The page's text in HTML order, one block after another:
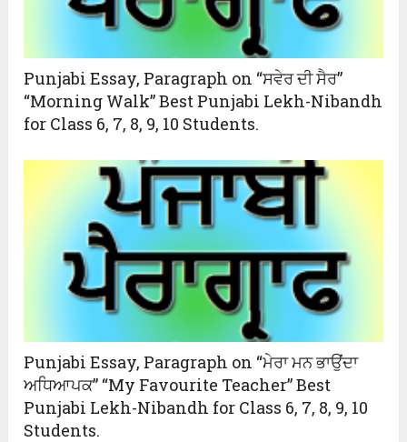
Punjabi Essay, Paragraph on “ਸਵੇਰ ਦੀ ਸੈਰ”
“Morning Walk” Best Punjabi Lekh-Nibandh
for Class 6, 7, 8, 9, 10 Students.
Punjabi Essay, Paragraph on “ਮੇਰਾ ਮਨ ਭਾਉਂਦਾ
ਅਧਿਆਪਕ” “My Favourite Teacher” Best
Punjabi Lekh-Nibandh for Class 6, 7, 8, 9, 10
Students.